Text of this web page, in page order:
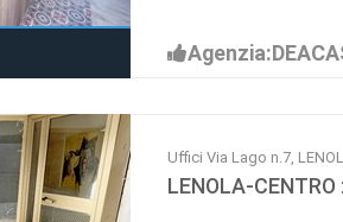
Uffici Via Lago n.7,
LENOLA-